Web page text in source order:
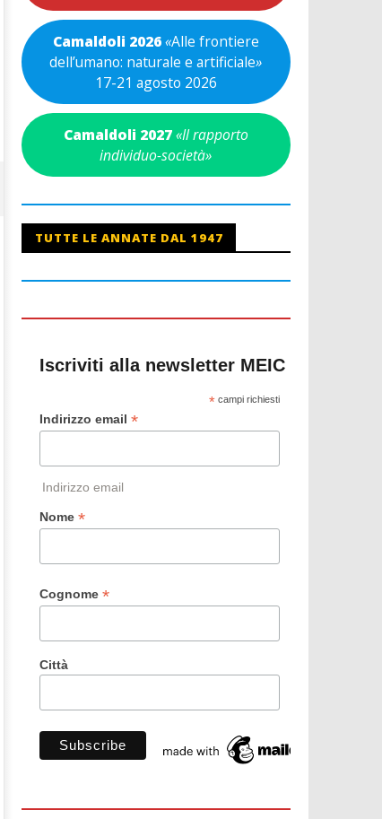
Camaldoli 2026«Alle frontiere
dell’umano: naturale e artificiale»
17-21 agosto 2026
Camaldoli 2027 «Il rapporto
individuo-società»
TUTTE LE ANNATE DAL 1947
Iscriviti alla newsletter MEIC
* campi richiesti
Indirizzo email *
Indirizzo email
Nome *
Cognome *
Città